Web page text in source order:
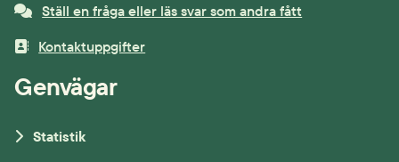
Ställ en fråga eller läs svar som andra fått
Kontaktuppgifter
Genvägar
Statistik